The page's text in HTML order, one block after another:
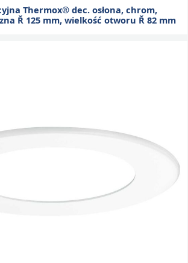
Thermox® dec. osłona, chrom,
Ř 125 mm, wielkość otworu Ř 82 mm